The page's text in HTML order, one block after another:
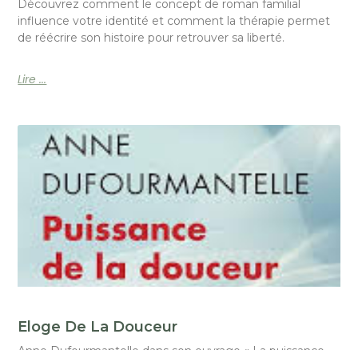
Découvrez comment le concept de roman familial
influence votre identité et comment la thérapie permet
de réécrire son histoire pour retrouver sa liberté.
Lire ...
Eloge De La Douceur